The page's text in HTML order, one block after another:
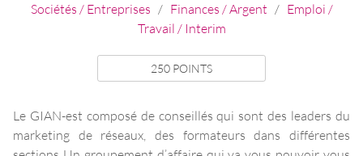
Sociétés / Entreprises / Finances / Argent / Emploi /
Travail / Interim
250 POINTS
Le GIAN-est composé de conseillés qui sont des leaders du
marketing de réseaux, des formateurs dans différentes